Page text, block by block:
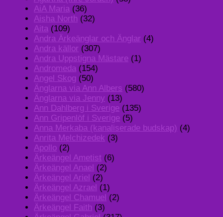
AiA Maria (36)
Aisha North (32)
Aita (109)
Andra Ärkeänglar och Änglar (4)
Andra källor (307)
Andra Uppstigna Mästare (1)
Andromeda (154)
Angel Skog (50)
Änglarna via Ann Albers (580)
Änglarna via Jenny (13)
Ann Dahlberg i Sverige (135)
Ann Gripenlöf i Sverige (5)
Anna Merkaba (kanaliserade budskap) (4)
Anrita Melchizedek (3)
Apollo (2)
Ärkeängel Ametist (6)
Ärkeängel Anael (2)
Ärkeängel Ariel (2)
Ärkeängel Azrael (1)
Ärkeängel Chamuel (2)
Ärkeängel Faith (3)